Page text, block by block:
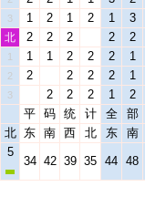
3 1 2 1 2 1 3
北 2 2 2 2 2
1 1 1 2 2 2 1
2 2 2 2 2 1
3 2 2 2 1 2
平 码 统 计 全 部
北 东 南 西 北 东 南
5
34 42 39 35 44 48